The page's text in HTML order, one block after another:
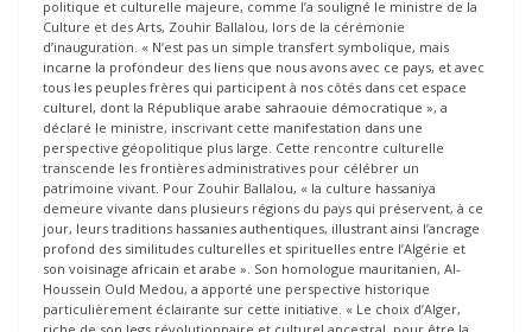
politique et culturelle majeure, comme l’a souligné le ministre de la
Culture et des Arts, Zouhir Ballalou, lors de la cérémonie
d’inauguration. « N’est pas un simple transfert symbolique, mais
incarne la profondeur des liens que nous avons avec ce pays, et avec
tous les peuples frères qui participent à nos côtés dans cet espace
culturel, dont la République arabe sahraouie démocratique », a
déclaré le ministre, inscrivant cette manifestation dans une
perspective géopolitique plus large. Cette rencontre culturelle
transcende les frontières administratives pour célébrer un
patrimoine vivant. Pour Zouhir Ballalou, « la culture hassaniya
demeure vivante dans plusieurs régions du pays qui préservent, à ce
jour, leurs traditions hassanies authentiques, illustrant ainsi l’ancrage
profond des similitudes culturelles et spirituelles entre l’Algérie et
son voisinage africain et arabe ». Son homologue mauritanien, Al-
Houssein Ould Medou, a apporté une perspective historique
particulièrement éclairante sur cette initiative. « Le choix d’Alger,